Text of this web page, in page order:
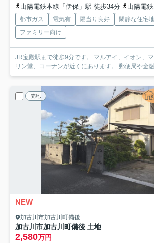
山陽電鉄本線「伊保」駅 徒歩34分 山陽電鉄本
都市ガス 電気有 陽当り良好 閑静な住宅
ファミリー向け
JR宝殿駅まで徒歩9分です。 マルアイ、イオン、
リン堂、コーナンが近くにあります。 郵便局や金
売地
NEW
加古川市加古川町備後
加古川市加古川町備後 土地
2,580万円